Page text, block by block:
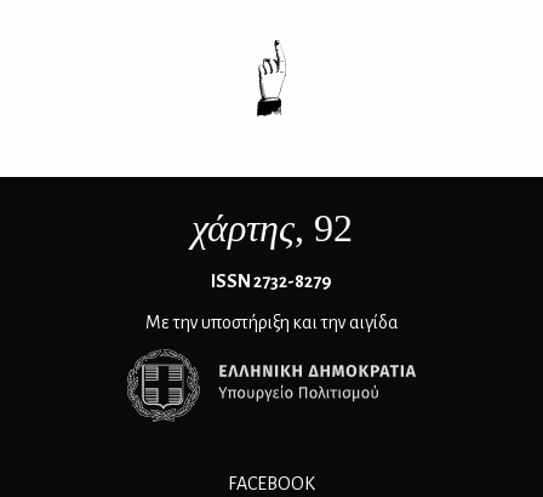
χάρτης, 92
ΙSSN 2732-8279
Με την υποστήριξη και την αιγίδα
FACEBOOK